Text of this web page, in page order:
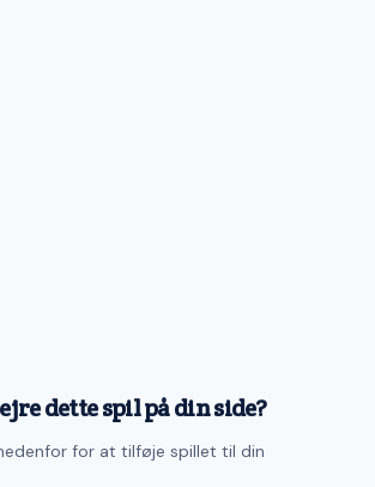
dette spil på din side?
for at tilføje spillet til din